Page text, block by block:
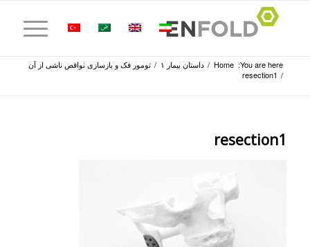
You are here:
Home
/ داستان بیمار ۱ / تومور فک و بازسازی نواقص ناشی از آن
/
resection1
resection1